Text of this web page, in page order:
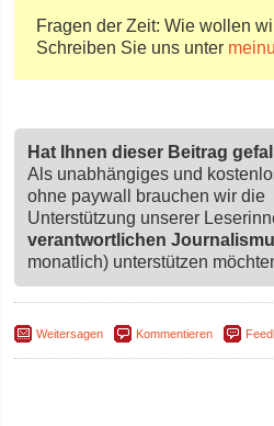
Fragen der Zeit: Wie wollen
Schreiben Sie uns unter
Hat Ihnen dieser Beitrag
Als unabhängiges und
ohne paywall brauchen wir die
Unterstützung unserer
verantwortlichen
monatlich) unterstützen
Weitersagen Kommentieren